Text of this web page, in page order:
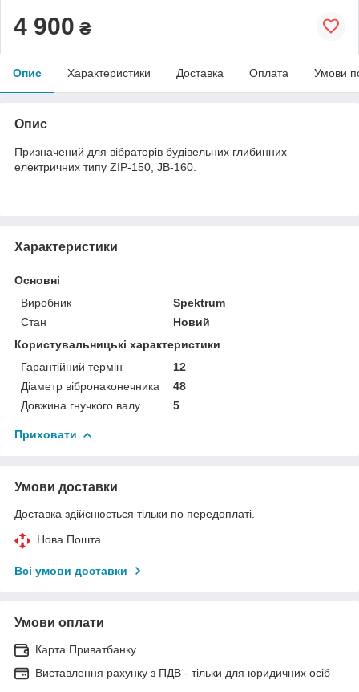
4 900 ₴
Опис Характеристики Доставка Оплата Умови
Опис
Призначений для вібраторів будівельних глибинних
електричних типу ZIP-150, JB-160.
Характеристики
Основні
Виробник
Spektrum
Стан
Новий
Користувальницькі характеристики
Гарантійний термін
12
Діаметр вібронаконечника
48
Довжина гнучкого валу
5
Приховати
Умови доставки
Доставка здійснюється тільки по передоплаті.
Нова Пошта
Всі умови доставки
Умови оплати
Карта Приватбанку
Виставлення рахунку з ПДВ - тільки для юридичних осіб